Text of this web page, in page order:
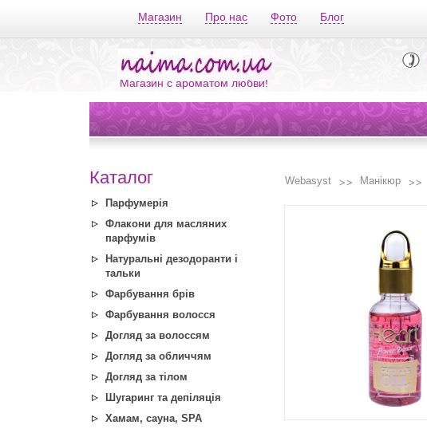
Магазин Про нас Фото Блог
Магазин с ароматом любви!
Каталог
Парфумерія
Флакони для масляних
парфумів
Натуральні дезодоранти і
тальки
Фарбування брів
Фарбування волосся
Догляд за волоссям
Догляд за обличчям
Догляд за тілом
Шугаринг та депіляція
Хамам, сауна, SPA
Webasyst Манікюр